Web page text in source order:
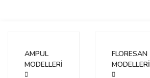
AMPUL
MODELLERİ
FLORESAN
MODELLERİ